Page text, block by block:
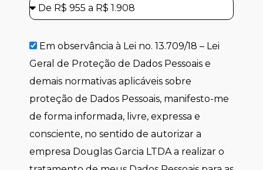
Em observância à Lei no. 13.709/18 – Lei
Geral de Proteção de Dados Pessoais e
demais normativas aplicáveis sobre
proteção de Dados Pessoais, manifesto-me
de forma informada, livre, expressa e
consciente, no sentido de autorizar a
empresa Douglas Garcia LTDA a realizar o